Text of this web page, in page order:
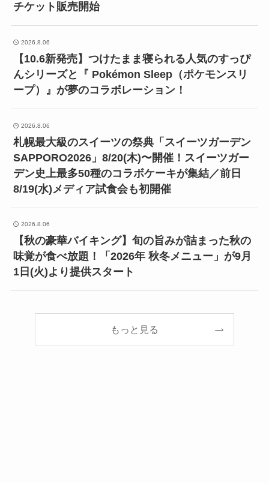
チケット販売開始
2026.8.06
【10.6新発売】つけたまま寝られる人気のすっぴ
んシリーズと『 Pokémon Sleep（ポケモンスリ
ープ）』が夢のコラボレーション！
2026.8.06
札幌最大級のスイーツの祭典「スイーツガーデン
SAPPORO2026」8/20(木)〜開催！スイーツガー
デン史上最多50種のコラボケーキが集結／前日
8/19(水)メディア試食会も初開催
2026.8.06
【秋の豪華バイキング】旬の旨みが詰まった秋の
味覚が食べ放題！「2026年 秋冬メニュー」が9月
1日(火)より提供スタート
もっと見る